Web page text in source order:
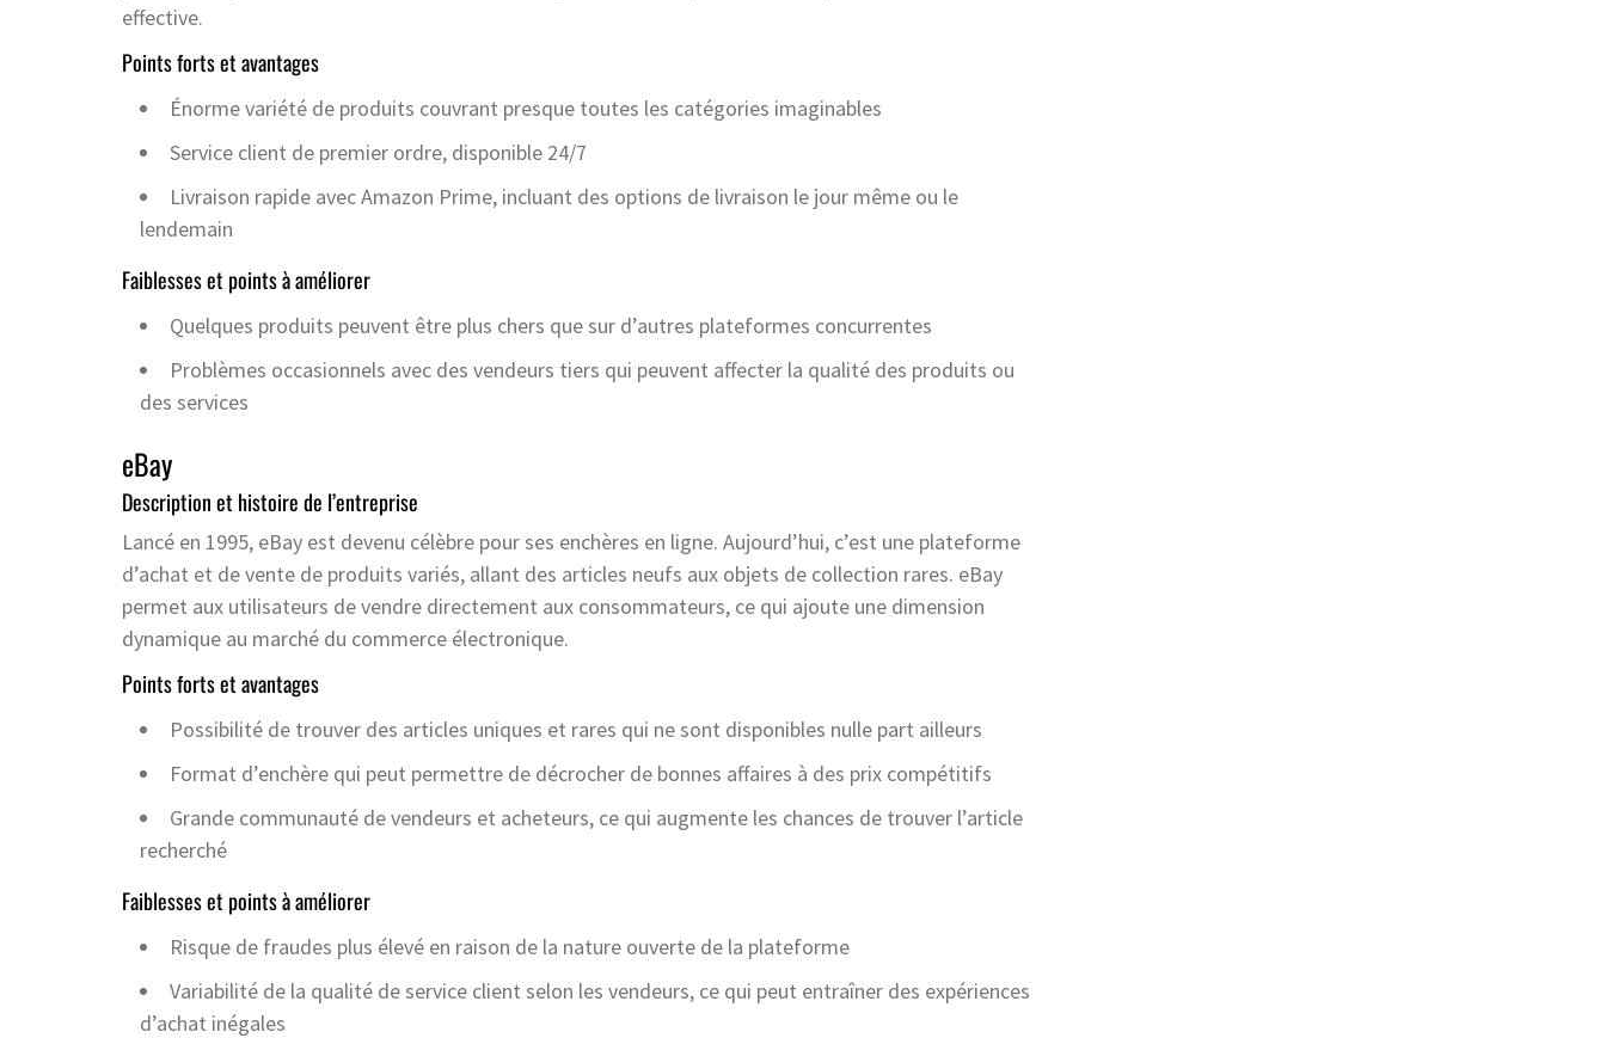
effective.
Points forts et avantages
Énorme variété de produits couvrant presque toutes les catégories imaginables
Service client de premier ordre, disponible 24/7
Livraison rapide avec Amazon Prime, incluant des options de livraison le jour même ou le
lendemain
Faiblesses et points à améliorer
Quelques produits peuvent être plus chers que sur d’autres plateformes concurrentes
Problèmes occasionnels avec des vendeurs tiers qui peuvent affecter la qualité des produits ou
des services
eBay
Description et histoire de l’entreprise
Lancé en 1995, eBay est devenu célèbre pour ses enchères en ligne. Aujourd’hui, c’est une plateforme
d’achat et de vente de produits variés, allant des articles neufs aux objets de collection rares. eBay
permet aux utilisateurs de vendre directement aux consommateurs, ce qui ajoute une dimension
dynamique au marché du commerce électronique.
Points forts et avantages
Possibilité de trouver des articles uniques et rares qui ne sont disponibles nulle part ailleurs
Format d’enchère qui peut permettre de décrocher de bonnes affaires à des prix compétitifs
Grande communauté de vendeurs et acheteurs, ce qui augmente les chances de trouver l’article
recherché
Faiblesses et points à améliorer
Risque de fraudes plus élevé en raison de la nature ouverte de la plateforme
Variabilité de la qualité de service client selon les vendeurs, ce qui peut entraîner des expériences
d’achat inégales